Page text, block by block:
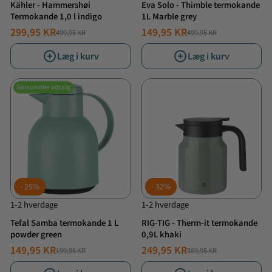
Kähler - Hammershøi
Termokande 1,0 l indigo
NORMALPRIS499,95 KR
TILBUDSPRIS
299,95 KR
Læg i kurv
Eva Solo - Thimble termokande
1L Marble grey
NORMALPRIS499,95 KR
TILBUDSPRIS
149,95 KR
Læg i kurv
Sensommer udsalg
25%
1-2 hverdage
Tefal Samba termokande 1 L
powder green
NORMALPRIS199,95 KR
TILBUDSPRIS
149,95 KR
32%
1-2 hverdage
RIG-TIG - Therm-it termokande
0,9L khaki
NORMALPRIS369,95 KR
TILBUDSPRIS
249,95 KR